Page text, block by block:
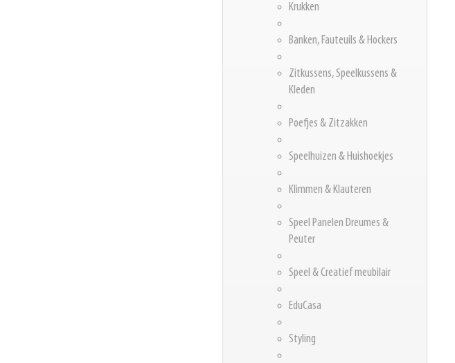
Krukken
Banken, Fauteuils & Hockers
Zitkussens, Speelkussens &
Kleden
Poefjes & Zitzakken
Speelhuizen & Huishoekjes
Klimmen & Klauteren
Speel Panelen Dreumes &
Peuter
Speel & Creatief meubilair
EduCasa
Styling